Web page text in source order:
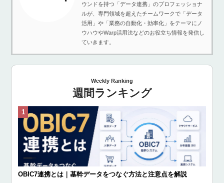
ウンドを持つ「データ連携」のプロフェッショナ
ルが、専門領域を超えたチームワークで「データ
活用」や「業務の自動化・効率化」をテーマにノ
ウハウやWarp活用法などのお役立ち情報を発信し
ていきます。
Weekly Ranking
週間ランキング
OBIC7連携とは｜基幹データをつなぐ方法と注意点を解説